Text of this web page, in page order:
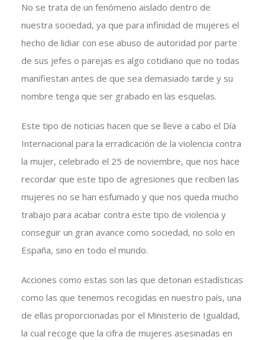
No se trata de un fenómeno aislado dentro de
nuestra sociedad, ya que para infinidad de mujeres el
hecho de lidiar con ese abuso de autoridad por parte
de sus jefes o parejas es algo cotidiano que no todas
manifiestan antes de que sea demasiado tarde y su
nombre tenga que ser grabado en las esquelas.
Este tipo de noticias hacen que se lleve a cabo el Día
Internacional para la erradicación de la violencia contra
la mujer, celebrado el 25 de noviembre, que nos hace
recordar que este tipo de agresiones que reciben las
mujeres no se han esfumado y que nos queda mucho
trabajo para acabar contra este tipo de violencia y
conseguir un gran avance como sociedad, no solo en
España, sino en todo el mundo.
Acciones como estas son las que detonan estadísticas
como las que tenemos recogidas en nuestro país, una
de ellas proporcionadas por el Ministerio de Igualdad,
la cual recoge que la cifra de mujeres asesinadas en